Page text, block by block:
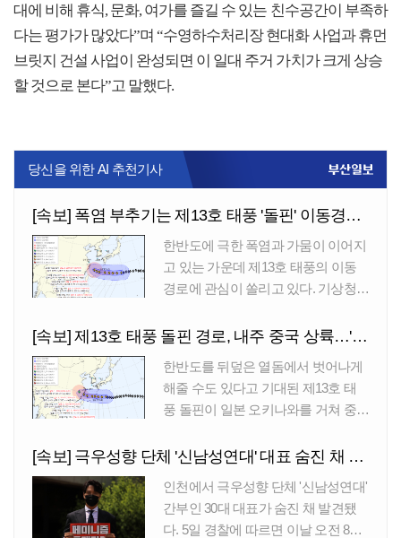
대에 비해 휴식, 문화, 여가를 즐길 수 있는 친수공간이 부족하
다는 평가가 많았다”며 “수영하수처리장 현대화 사업과 휴먼
브릿지 건설 사업이 완성되면 이 일대 주거 가치가 크게 상승
할 것으로 본다”고 말했다.